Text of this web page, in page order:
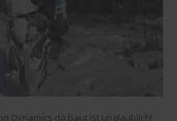
Dynamics da baut ist unglaublich!